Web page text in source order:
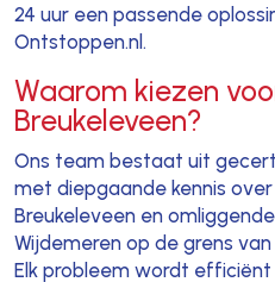
24 uur een passende
Ontstoppen.nl.
Waarom kiezen
Breukeleveen?
Ons team bestaat uit
met diepgaande kennis
Breukeleveen en
Wijdemeren op de grens
Elk probleem wordt